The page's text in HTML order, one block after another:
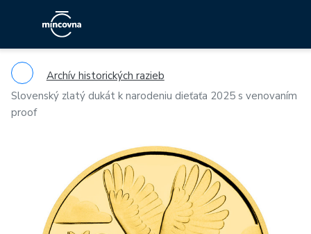
Archív historických razieb
Slovenský zlatý dukát k narodeniu dieťaťa 2025 s venovaním
proof